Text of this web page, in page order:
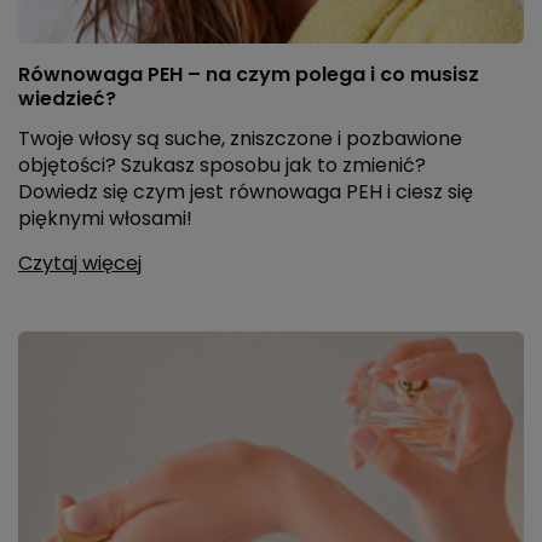
Równowaga PEH – na czym polega i co musisz
wiedzieć?
Twoje włosy są suche, zniszczone i pozbawione
objętości? Szukasz sposobu jak to zmienić?
Dowiedz się czym jest równowaga PEH i ciesz się
pięknymi włosami!
Czytaj więcej